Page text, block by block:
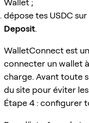
Wallet ;
dépose tes USDC
Deposit.
WalletConnect est
connecter un wallet
charge. Avant toute
du site pour éviter
Étape 4 : configurer